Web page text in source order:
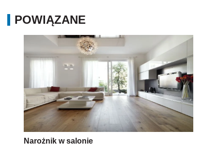
POWIĄZANE
Narożnik w salonie